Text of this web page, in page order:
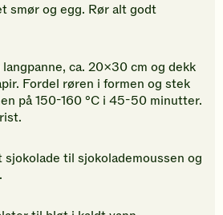
smør og egg. Rør alt godt
ca. 20x30 cm og dekk
Fordel røren i formen og stek
på 150-160 °C i 45-50 minutter.
sjokolade til sjokolademoussen og